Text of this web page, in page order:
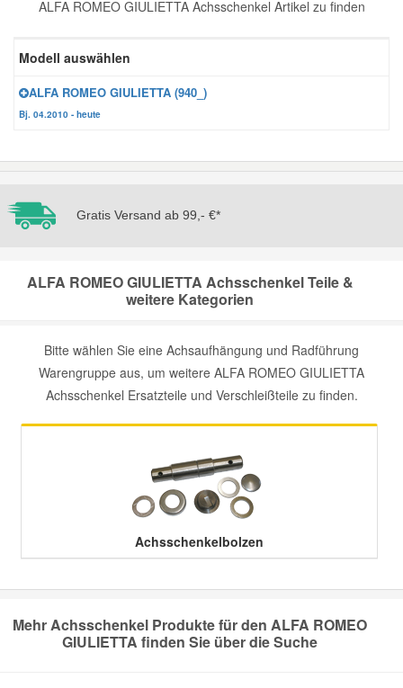
ALFA ROMEO GIULIETTA Achsschenkel Artikel zu finden
Modell auswählen
ALFA ROMEO GIULIETTA (940_)
Bj. 04.2010 - heute
Gratis Versand ab 99,- €*
ALFA ROMEO GIULIETTA Achsschenkel Teile &
weitere Kategorien
Bitte wählen Sie eine Achsaufhängung und Radführung
Warengruppe aus, um weitere ALFA ROMEO GIULIETTA
Achsschenkel Ersatzteile und Verschleißteile zu finden.
Achsschenkelbolzen
Mehr Achsschenkel Produkte für den ALFA ROMEO
GIULIETTA finden Sie über die Suche
Zündanlage und Glühanlage
Jeep Ersatzteile
Lancia Ersatzteile
Mercedes Ersatzteile
Mini Ersatzteile
Mitsubishi Ersatzteile
Nissan Ersatzteile